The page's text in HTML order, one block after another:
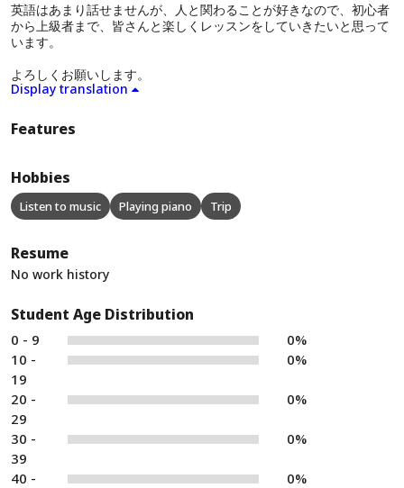
英語はあまり話せませんが、人と関わることが好きなので、初心者
から上級者まで、皆さんと楽しくレッスンをしていきたいと思って
います。
よろしくお願いします。
Display translation
Features
Hobbies
Listen to music Playing piano Trip
Resume
No work history
Student Age Distribution
0 - 9
0%
10 -
19
0%
20 -
29
0%
30 -
39
0%
40 -
0%